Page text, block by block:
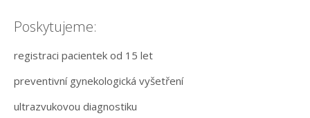
Poskytujeme:
registraci pacientek od 15 let
preventivní gynekologická vyšetření
ultrazvukovou diagnostiku